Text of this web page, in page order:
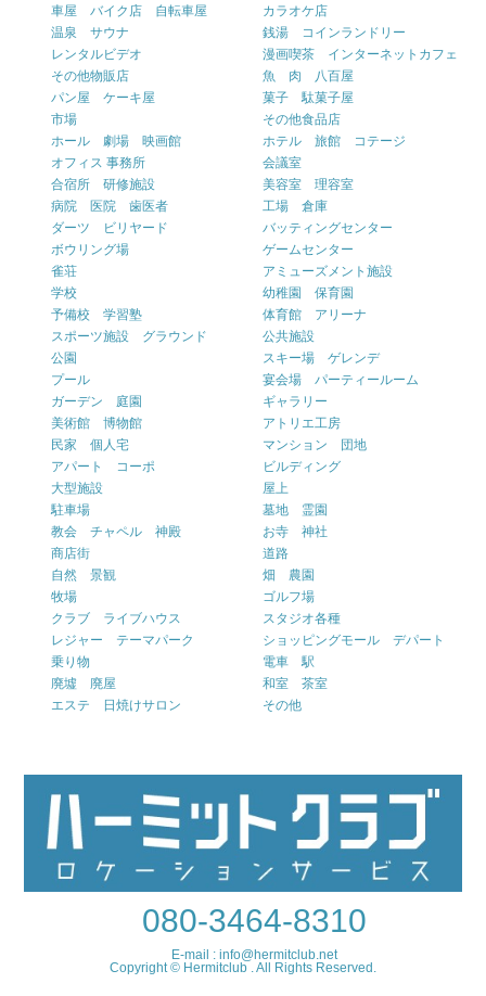
車屋 バイク店 自転車屋
カラオケ店
温泉 サウナ
銭湯 コインランドリー
レンタルビデオ
漫画喫茶 インターネットカフェ
その他物販店
魚 肉 八百屋
パン屋 ケーキ屋
菓子 駄菓子屋
市場
その他食品店
ホール 劇場 映画館
ホテル 旅館 コテージ
オフィス 事務所
会議室
合宿所 研修施設
美容室 理容室
病院 医院 歯医者
工場 倉庫
ダーツ ビリヤード
バッティングセンター
ボウリング場
ゲームセンター
雀荘
アミューズメント施設
学校
幼稚園 保育園
予備校 学習塾
体育館 アリーナ
スポーツ施設 グラウンド
公共施設
公園
スキー場 ゲレンデ
プール
宴会場 パーティールーム
ガーデン 庭園
ギャラリー
美術館 博物館
アトリエ工房
民家 個人宅
マンション 団地
アパート コーポ
ビルディング
大型施設
屋上
駐車場
墓地 霊園
教会 チャペル 神殿
お寺 神社
商店街
道路
自然 景観
畑 農園
牧場
ゴルフ場
クラブ ライブハウス
スタジオ各種
レジャー テーマパーク
ショッピングモール デパート
乗り物
電車 駅
廃墟 廃屋
和室 茶室
エステ 日焼けサロン
その他
080-3464-8310
E-mail : info@hermitclub.net
Copyright © Hermitclub . All Rights Reserved.